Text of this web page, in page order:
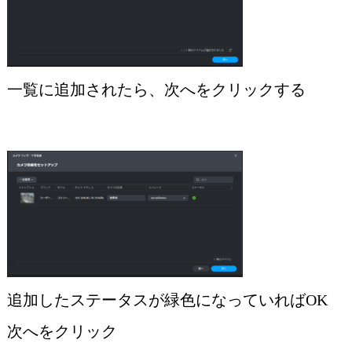
一覧に追加されたら、次へをクリックする
追加したステータスが緑色になっていればOK
次へをクリック